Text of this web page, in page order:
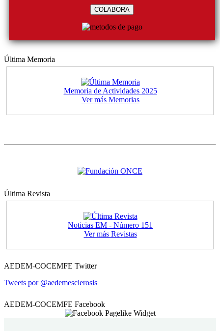
COLABORA
Última Memoria
Memoria de Actividades 2025
Ver más Memorias
Última Revista
Noticias EM - Número 151
Ver más Revistas
AEDEM-COCEMFE Twitter
Tweets por @aedemesclerosis
AEDEM-COCEMFE Facebook